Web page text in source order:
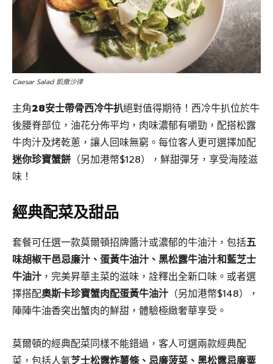
Caesar Salad 凱撒沙律
主角28安士帶骨西冷牛扒絕對值得期待！西冷牛扒位於牛
後腰脊部位，油花分佈平均，肉味濃郁有嚼勁，配搭松露
牛肉汁及烤乾蔥，讓人回味無窮。每位客人更可選擇加配
迷你珍寶蟹餅 （另加港幣$128），鮮甜彈牙，享受海陸滋
味！
經典配菜及甜品
套餐可任選一款莫爾頓招牌醬汁或濃郁的牛油汁，包括五
味胡椒干邑忌廉汁、蛋黃牛油汁、黑松露牛油汁和藍芝士
牛油汁 ，完美昇華主菜的滋味，詮釋出全新口味。或者選
擇搭配奧斯卡珍寶蟹肉配蛋黃牛油汁 （另加港幣$148），
陣陣牛油香突出蟹肉的鮮甜，體驗極緻奢華享受。
莫爾頓的經典配菜同樣不能錯過，客人可選兩款經典配
菜，包括人氣芝士松露炸薯條、忌廉菠菜、黑松露忌廉粟